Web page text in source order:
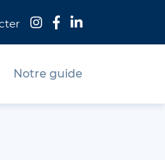
Notre guide